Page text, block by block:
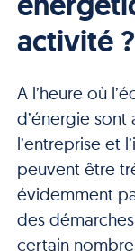
activité ?
A l’heure où
d’énergie
l’entreprise et
peuvent être
évidemment
des
certain nombre